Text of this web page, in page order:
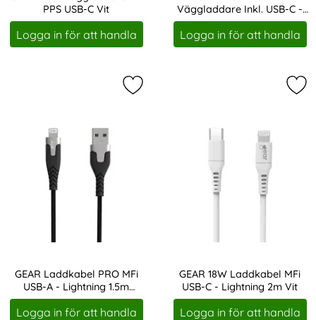
PPS USB-C Vit
Art. nr 207760
Logga in för att handla
Väggladdare Inkl. USB-C -
Lightning Kabel Vit
Art. nr 207884
Logga in för att handla
GEAR Laddkabel PRO MFi
USB-A - Lightning 1.5m
Kevlarkabel Svart
Art. nr 207956
Logga in för att handla
Markera gEAR Laddkabel PRO
GEAR 18W Laddkabel MFi
USB-C - Lightning 2m Vit
Art. nr 207961
Logga in för att handla